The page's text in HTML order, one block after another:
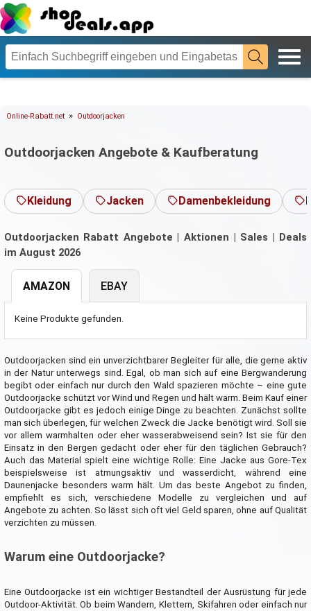
Online-Rabatt.net » Outdoorjacken
Outdoorjacken Angebote & Kaufberatung
Kleidung Jacken Damenbekleidung
Outdoorjacken Rabatt Angebote | Aktionen | Sales | Deals
im August 2026
AMAZON
Keine Produkte gefunden.
EBAY
Outdoorjacken sind ein unverzichtbarer Begleiter für alle, die gerne aktiv
in der Natur unterwegs sind. Egal, ob man sich auf eine Bergwanderung
begibt oder einfach nur durch den Wald spazieren möchte – eine gute
Outdoorjacke schützt vor Wind und Regen und hält warm. Beim Kauf einer
Outdoorjacke gibt es jedoch einige Dinge zu beachten. Zunächst sollte
man sich überlegen, für welchen Zweck die Jacke benötigt wird. Soll sie
vor allem warmhalten oder eher wasserabweisend sein? Ist sie für den
Einsatz in den Bergen gedacht oder eher für den täglichen Gebrauch?
Auch das Material spielt eine wichtige Rolle: Eine Jacke aus Gore-Tex
beispielsweise ist atmungsaktiv und wasserdicht, während eine
Daunenjacke besonders warm hält. Um das beste Angebot zu finden,
empfiehlt es sich, verschiedene Modelle zu vergleichen und auf
Angebote zu achten. So lässt sich oft viel Geld sparen, ohne auf Qualität
verzichten zu müssen.
Warum eine Outdoorjacke?
Eine Outdoorjacke ist ein wichtiger Bestandteil der Ausrüstung für jede
Outdoor-Aktivität. Ob beim Wandern, Klettern, Skifahren oder einfach nur